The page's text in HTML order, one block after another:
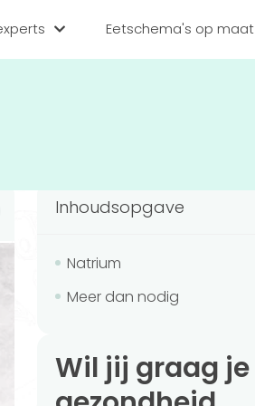
aanmelden
Eetschema's op maat
Inhoudsopgave
Natrium
Meer dan nodig
Wil jij graag je